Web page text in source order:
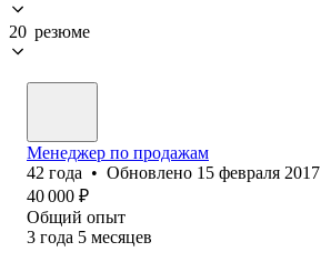
20 резюме
Менеджер по продажам
42 года • Обновлено 15 февраля 2017
40 000 ₽
Общий опыт
3 года 5 месяцев